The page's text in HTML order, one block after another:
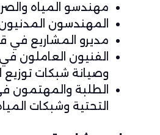
مهندسو المياه
المهندسون
مديرو المشاريع في
الفنيون العاملون
وصيانة شبكات توزيع
الطلبة والمهتمون
التحتية وشبكات